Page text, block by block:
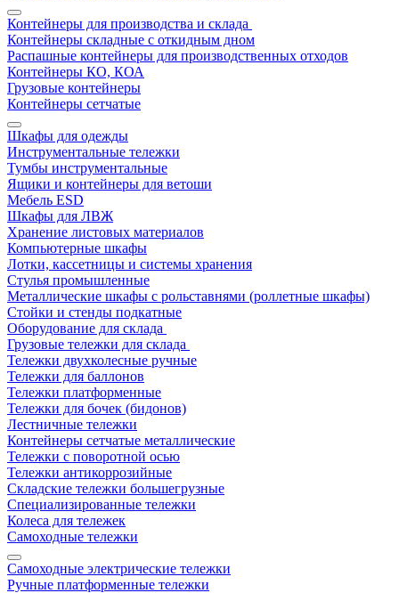
Контейнеры для производства и склада
Контейнеры складные с откидным дном
Распашные контейнеры для производственных отходов
Контейнеры КО, КОА
Грузовые контейнеры
Контейнеры сетчатые
Шкафы для одежды
Инструментальные тележки
Тумбы инструментальные
Ящики и контейнеры для ветоши
Мебель ESD
Шкафы для ЛВЖ
Хранение листовых материалов
Компьютерные шкафы
Лотки, кассетницы и системы хранения
Стулья промышленные
Металлические шкафы с рольставнями (роллетные шкафы)
Стойки и стенды подкатные
Оборудование для склада
Грузовые тележки для склада
Тележки двухколесные ручные
Тележки для баллонов
Тележки платформенные
Тележки для бочек (бидонов)
Лестничные тележки
Контейнеры сетчатые металлические
Тележки с поворотной осью
Тележки антикоррозийные
Складские тележки большегрузные
Специализированные тележки
Колеса для тележек
Самоходные тележки
Самоходные электрические тележки
Ручные платформенные тележки